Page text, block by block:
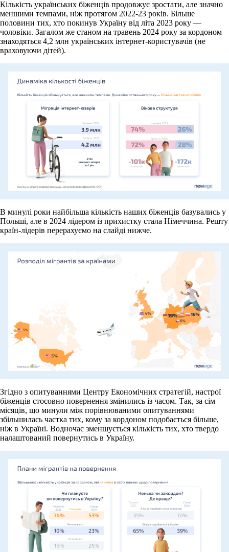
Кількість українських біженців продовжує зростати, але значно
меншими темпами, ніж протягом 2022-23 років. Більше
половини тих, хто покинув Україну від літа 2023 року —
чоловіки. Загалом же станом на травень 2024 року за кордоном
знаходяться 4,2 млн українських інтернет-користувачів (не
враховуючи дітей).
В минулі роки найбільша кількість наших біженців базувались у
Польші, але в 2024 лідером із прихистку стала Німеччина. Решту
країн-лідерів перерахуємо на слайді нижче.
Згідно з опитуваннями Центру Економічних стратегій, настрої
біженців стосовно повернення змінились із часом. Так, за сім
місяців, що минули між порівнюваними опитуваннями
збільшилась частка тих, кому за кордоном подобається більше,
ніж в Україні. Водночас зменшується кількість тих, хто твердо
налаштований повернутись в Україну.